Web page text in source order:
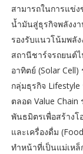
สามารถในการแข่
น้ำมันสู่ธุรกิจพลังง
รองรับแนวโน้มพลั
สถานีชาร์จรถยนต์
อาทิตย์ (Solar
กลุ่มธุรกิจ Lifestyle
ตลอด Value
พันธมิตรเพื่อสร้างโ
และเครื่องดื่ม
ทำหน้าที่เป็นแม่เห